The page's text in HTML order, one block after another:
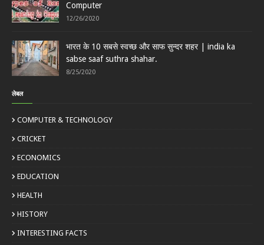
Computer
12/26/2020
भारत के 10 सबसे स्वच्छ और साफ सुन्दर शहर | india ka
sabse saaf suthra shahar.
8/25/2020
लेबल
COMPUTER & TECHNOLOGY
CRICKET
ECONOMICS
EDUCATION
HEALTH
HISTORY
INTERESTING FACTS